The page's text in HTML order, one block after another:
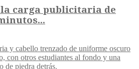
carga publicitaria de